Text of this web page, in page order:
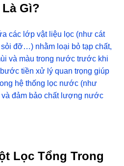
Gì?
các lớp vật liệu lọc (như cát
đỡ…) nhằm loại bỏ tạp chất,
và màu trong nước trước khi
tiền xử lý quan trọng giúp
hệ thống lọc nước (như
và đảm bảo chất lượng nước
Lọc Tổng Trong